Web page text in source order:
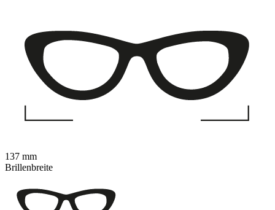
137 mm
Brillenbreite